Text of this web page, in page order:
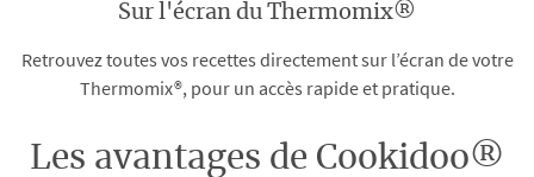
Sur l'écran du Thermomix®
Retrouvez toutes vos recettes directement sur l’écran de votre
Thermomix®, pour un accès rapide et pratique.
Les avantages de Cookidoo®